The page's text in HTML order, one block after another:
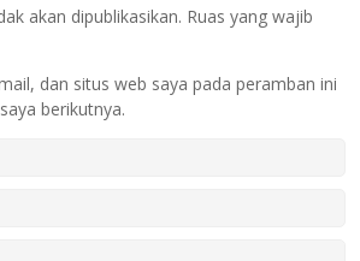
akan dipublikasikan. Ruas yang wajib
dan situs web saya pada peramban ini
berikutnya.